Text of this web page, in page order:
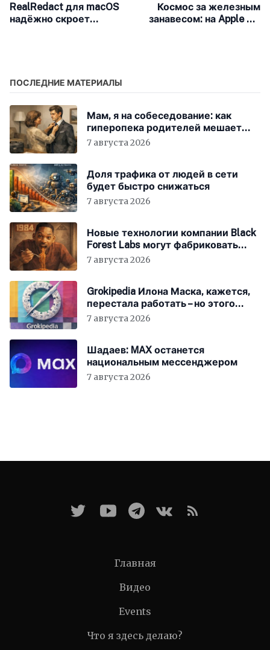
RealRedact для macOS
надёжно скроет
Космос за железным
занавесом: на Apple TV
ПОСЛЕДНИЕ МАТЕРИАЛЫ
Мам, я на собеседование: как
гиперопека родителей мешает
«зумерам» устроиться в компанию
7 августа 2026
Доля трафика от людей в сети
будет быстро снижаться
7 августа 2026
Новые технологии компании Black
Forest Labs могут фабриковать
историю, как в «1984»
7 августа 2026
Grokipedia Илона Маска, кажется,
перестала работать – но этого
никто не заметил
7 августа 2026
Шадаев: MAX останется
национальным мессенджером
7 августа 2026
Главная
Видео
Events
Что я здесь делаю?